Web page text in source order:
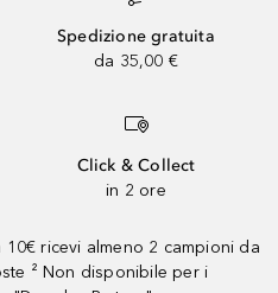
Spedizione gratuita
da 35,00 €
Click & Collect
in 2 ore
ricevi almeno 2 campioni da
² Non disponibile per i